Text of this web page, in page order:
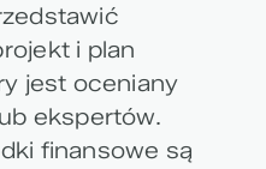
i plan
jest oceniany
ekspertów.
finansowe są